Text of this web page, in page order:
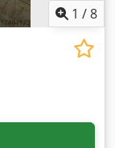
1 /8